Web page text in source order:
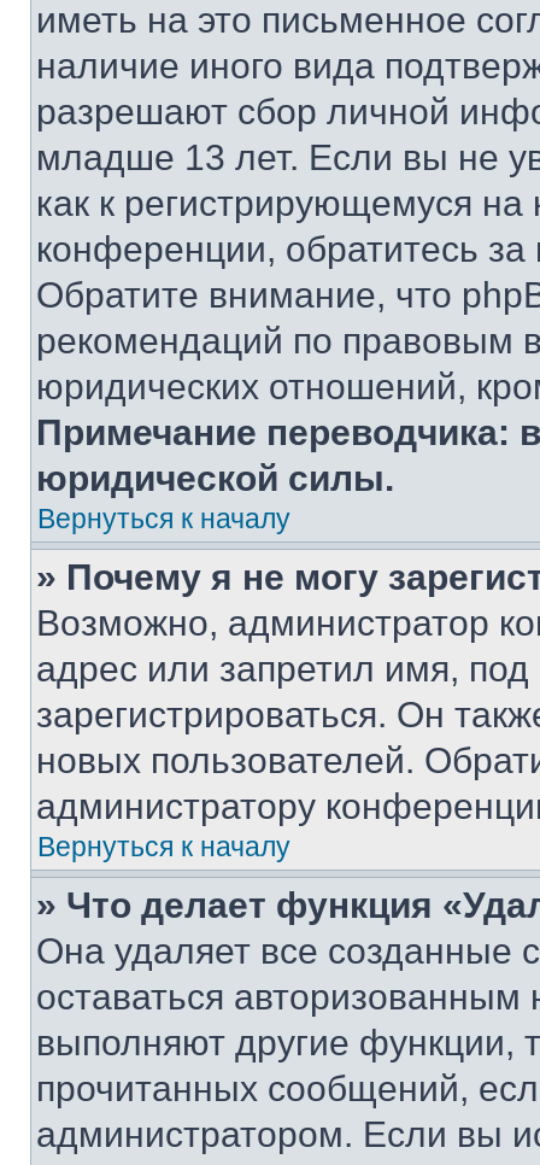
иметь на это письменное
наличие иного вида
разрешают сбор личной
младше 13 лет. Если вы не
как к регистрирующемуся
конференции, обратитесь
Обратите внимание, что
рекомендаций по правовым
юридических отношений,
Примечание переводчика:
юридической силы.
Вернуться к началу
» Почему я не могу
Возможно, администратор
адрес или запретил имя,
зарегистрироваться. Он
новых пользователей.
администратору
Вернуться к началу
» Что делает функция
Она удаляет все созданные
оставаться
выполняют другие функции,
прочитанных сообщений,
администратором. Если вы